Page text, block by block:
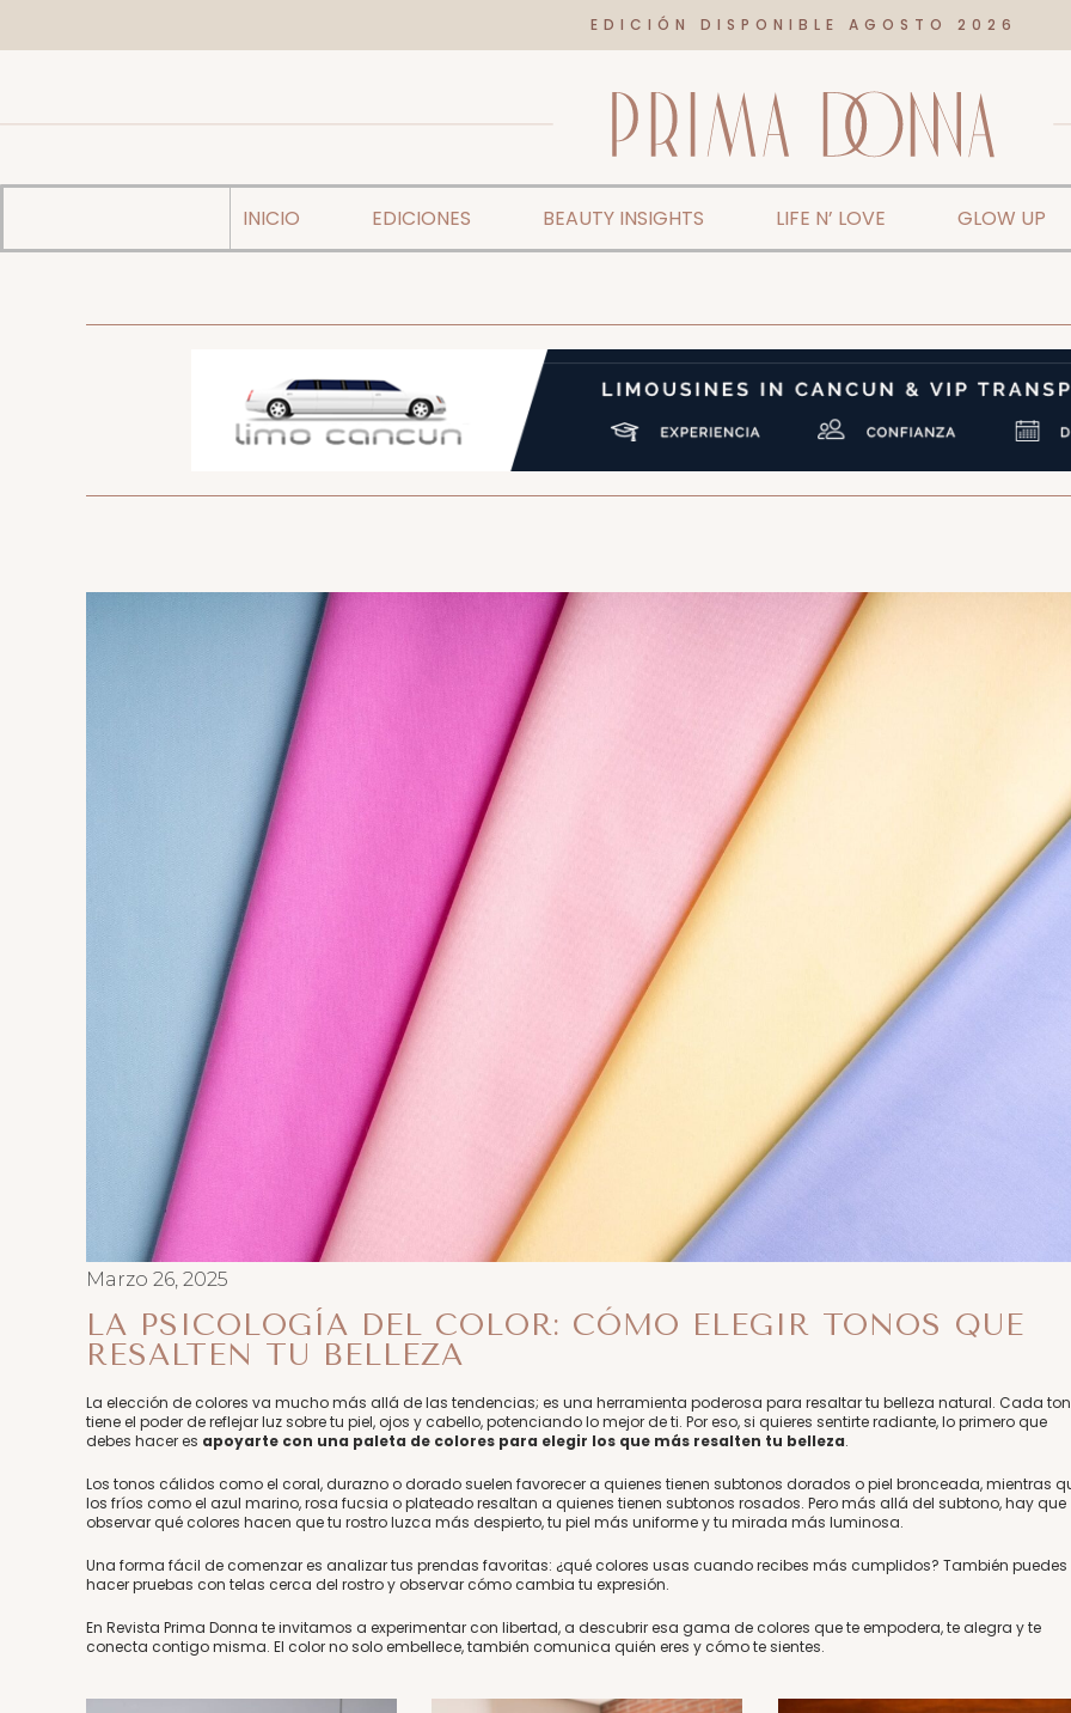
EDICIÓN DISPONIBLE AGOSTO 2026
INICIO EDICIONES BEAUTY INSIGHTS LIFE N’ LOVE GLOW UP
Marzo 26, 2025
LA PSICOLOGÍA DEL COLOR: CÓMO ELEGIR TONOS QUE
RESALTEN TU BELLEZA
La elección de colores va mucho más allá de las tendencias; es una herramienta poderosa para resaltar tu belleza natural. Cada
tiene el poder de reflejar luz sobre tu piel, ojos y cabello, potenciando lo mejor de ti. Por eso, si quieres sentirte radiante, lo primero que
debes hacer es apoyarte con una paleta de colores para elegir los que más resalten tu belleza.
Los tonos cálidos como el coral, durazno o dorado suelen favorecer a quienes tienen subtonos dorados o piel bronceada, mientras
los fríos como el azul marino, rosa fucsia o plateado resaltan a quienes tienen subtonos rosados. Pero más allá del subtono, hay que
observar qué colores hacen que tu rostro luzca más despierto, tu piel más uniforme y tu mirada más luminosa.
Una forma fácil de comenzar es analizar tus prendas favoritas: ¿qué colores usas cuando recibes más cumplidos? También puedes
hacer pruebas con telas cerca del rostro y observar cómo cambia tu expresión.
En Revista Prima Donna te invitamos a experimentar con libertad, a descubrir esa gama de colores que te empodera, te alegra y te
conecta contigo misma. El color no solo embellece, también comunica quién eres y cómo te sientes.